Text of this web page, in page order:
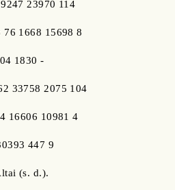
23970 114
76 1668 15698 8
1830 -
33758 2075 104
16606 10981 4
447 9
(s. d.).